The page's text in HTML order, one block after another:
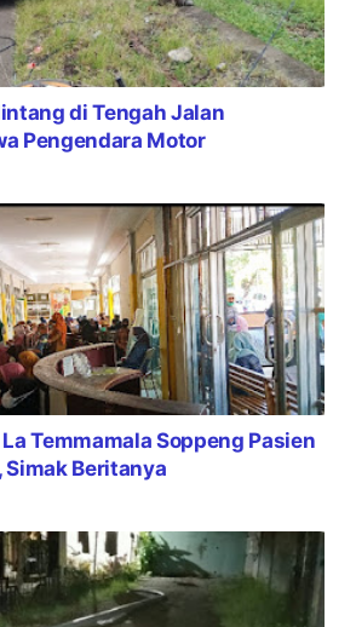
di Tengah Jalan
Pengendara Motor
La Temmamala Soppeng Pasien
Simak Beritanya